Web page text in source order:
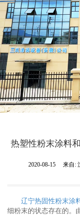
热塑性粉末涂料
2020-08-15 来自:
辽宁热固性粉末涂
细粉末的状态存在的。